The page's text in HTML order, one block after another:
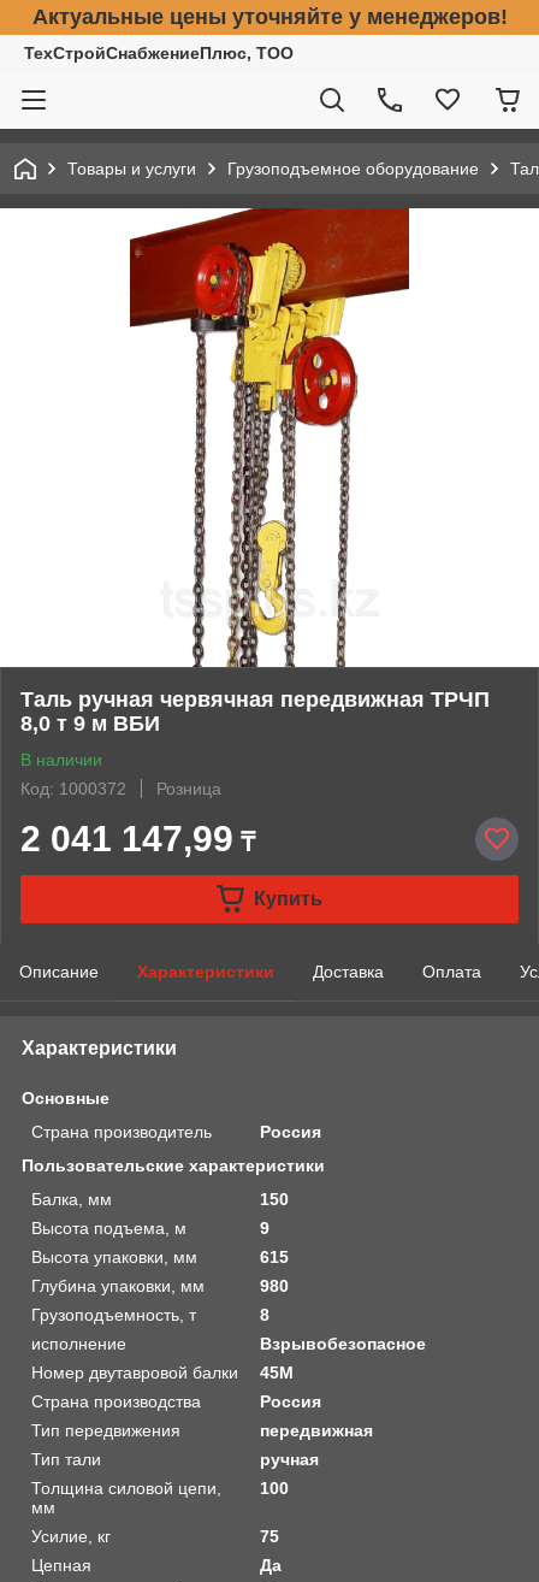
Актуальные цены уточняйте у менеджеров!
ТехСтройСнабжениеПлюс, ТОО
Товары и услуги Грузоподъемное оборудование
Таль ручная червячная передвижная ТРЧП
8,0 т 9 м ВБИ
В наличии
Код: 1000372
Розница
2 041 147,99 ₸
Купить
Описание Характеристики Доставка Оплата
Характеристики
Основные
Страна производитель
Россия
Пользовательские характеристики
Балка, мм
150
Высота подъема, м
9
Высота упаковки, мм
615
Глубина упаковки, мм
980
Грузоподъемность, т
8
исполнение
Взрывобезопасное
Номер двутавровой балки
45М
Страна производства
Россия
Тип передвижения
передвижная
Тип тали
ручная
Толщина силовой цепи,
мм
100
Усилие, кг
75
Цепная
Да